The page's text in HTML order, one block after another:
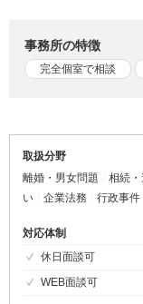
事務所の特徴
完全個室で相談
取扱分野
離婚・男女問題
相続
い
企業法務 行政事件
対応体制
休日面談可
WEB面談可